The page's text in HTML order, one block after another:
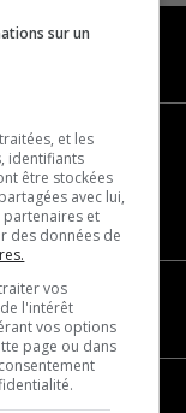
sur un
et les
identifiants
être stockées
avec lui,
partenaires et
des données de
vos
l'intérêt
vos options
page ou dans